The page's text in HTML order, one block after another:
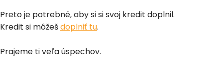
Preto je potrebné, aby si si svoj kredit doplnil.
Kredit si môžešdoplniť tu.
Prajeme ti veľa úspechov.